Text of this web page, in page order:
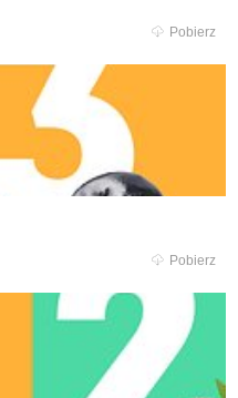
Pobierz
Pobierz